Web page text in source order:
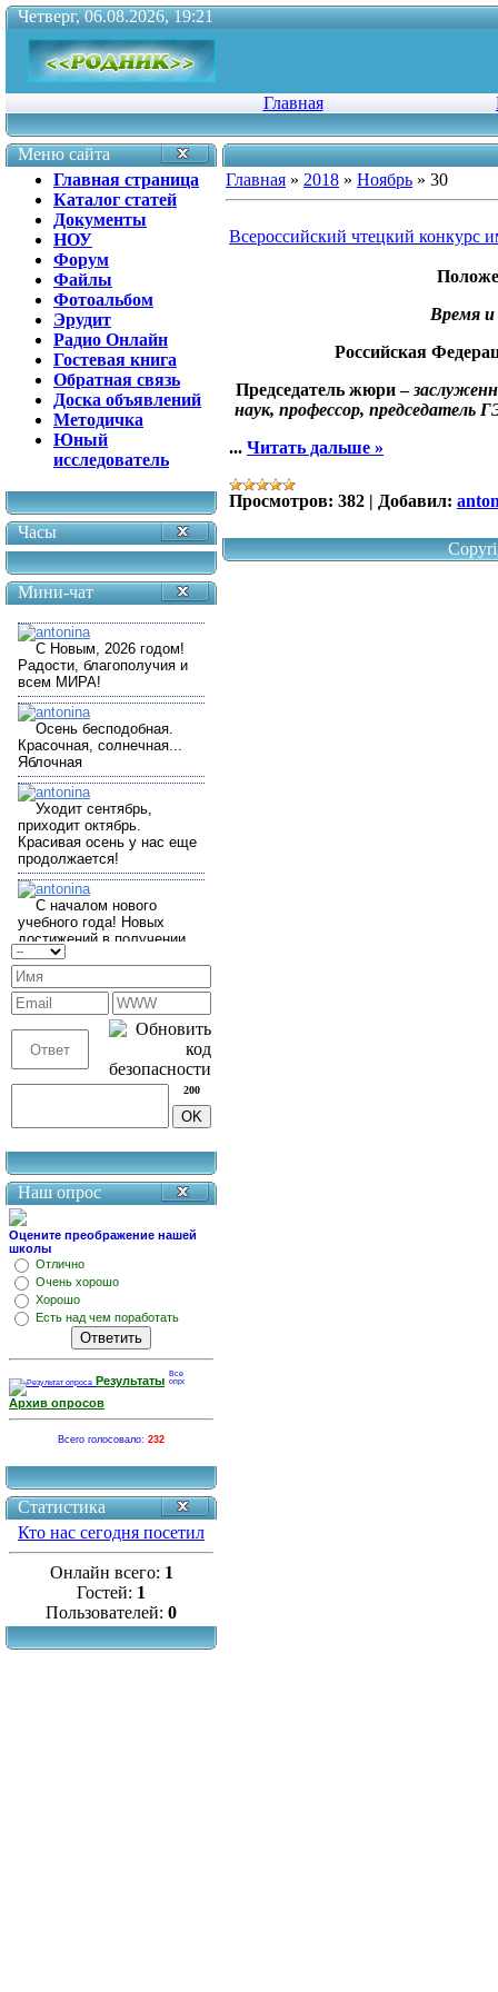
Четверг, 06.08.2026, 19:21
Главная
Меню сайта
Главная страница
Каталог статей
Документы
НОУ
Форум
Файлы
Фотоальбом
Эрудит
Радио Онлайн
Гостевая книга
Обратная связь
Доска объявлений
Методичка
Юный
исследователь
Часы
Мини-чат
200
Наш опрос
Оцените преображение нашей
школы
Отлично
Очень хорошо
Хорошо
Есть над чем поработать
Результаты
Архив опросов
Всего голосовало: 232
Статистика
Кто нас сегодня посетил
Онлайн всего: 1
Гостей: 1
Пользователей: 0
Главная » 2018 » Ноябрь » 30
Всероссийский чтецкий конкурс
Время и
Российская
Председатель жюри –
наук, профессор,
... Читать дальше »
Просмотров: 382 | Добавил: